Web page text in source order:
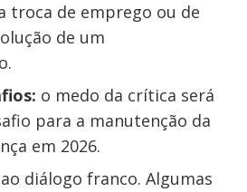
troca de emprego ou de
de um
o medo da crítica será
para a manutenção da
em 2026.
diálogo franco. Algumas